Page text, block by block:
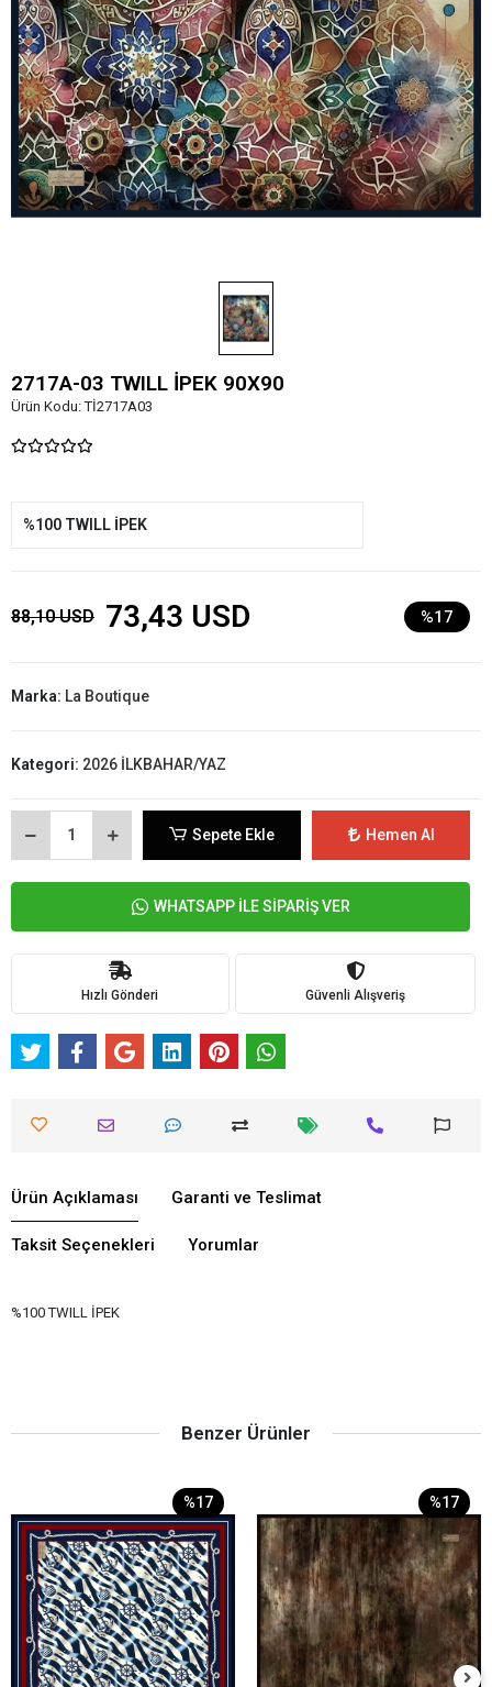
2717A-03 TWILL İPEK 90X90
Ürün Kodu:Tİ2717A03
%100 TWILL İPEK
88,10 USD 73,43 USD %17
Marka: La Boutique
Kategori: 2026 İLKBAHAR/YAZ
Sepete Ekle Hemen Al
WHATSAPP İLE SİPARİŞ VER
Hızlı Gönderi Güvenli Alışveriş
Ürün Açıklaması Garanti ve Teslimat
Taksit Seçenekleri Yorumlar
%100 TWILL İPEK
Benzer Ürünler
%17 %17